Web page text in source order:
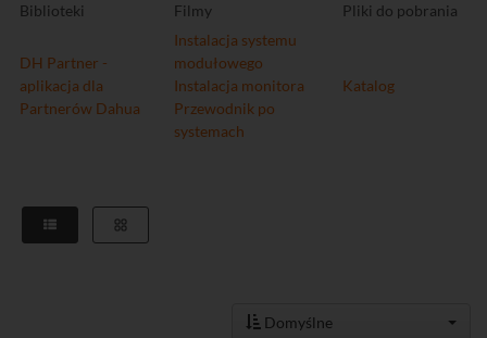
Biblioteki Filmy Pliki do pobrania
DH Partner -
aplikacja dla
Partnerów Dahua
Instalacja systemu
modułowego
Instalacja monitora
Przewodnik po
systemach
Katalog
Domyślne